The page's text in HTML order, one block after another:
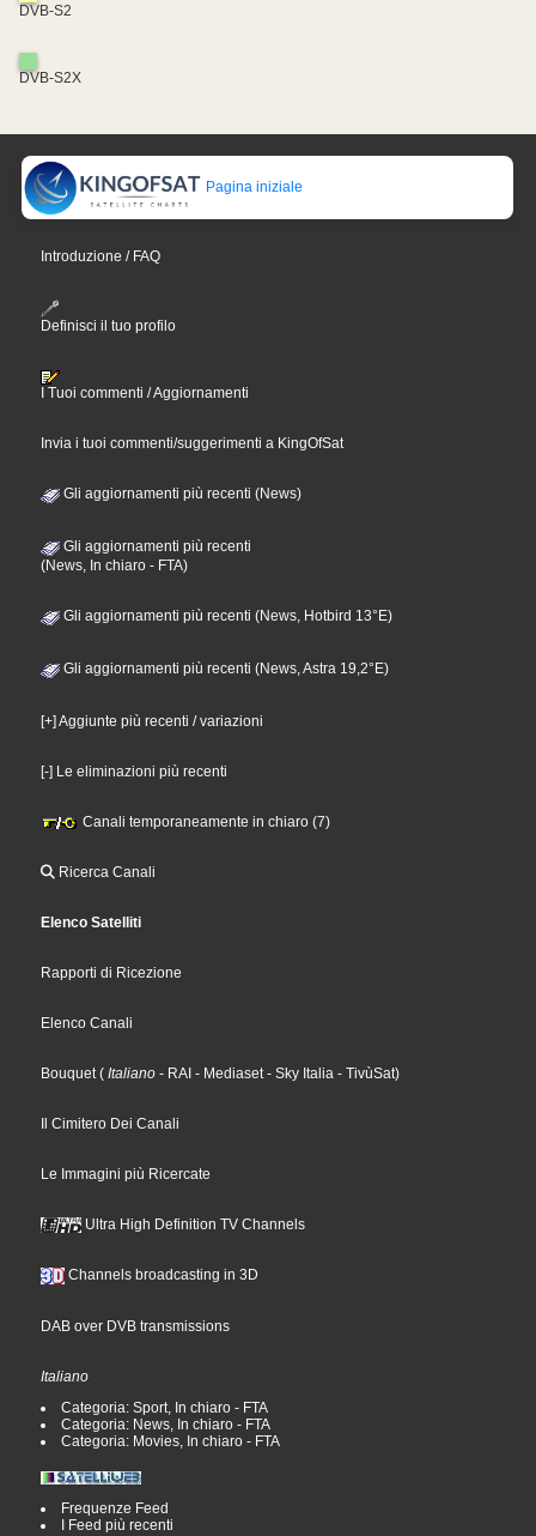
DVB-S2
DVB-S2X
Pagina iniziale
Introduzione / FAQ
Definisci il tuo profilo
I Tuoi commenti / Aggiornamenti
Invia i tuoi commenti/suggerimenti a KingOfSat
Gli aggiornamenti più recenti (News)
Gli aggiornamenti più recenti
(News, In chiaro - FTA)
Gli aggiornamenti più recenti (News, Hotbird 13°E)
Gli aggiornamenti più recenti (News, Astra 19,2°E)
[+] Aggiunte più recenti / variazioni
[-] Le eliminazioni più recenti
Canali temporaneamente in chiaro (7)
Ricerca Canali
Elenco Satelliti
Rapporti di Ricezione
Elenco Canali
Bouquet ( Italiano - RAI - Mediaset - Sky Italia - TivùSat)
Il Cimitero Dei Canali
Le Immagini più Ricercate
Ultra High Definition TV Channels
Channels broadcasting in 3D
DAB over DVB transmissions
Italiano
Categoria: Sport, In chiaro - FTA
Categoria: News, In chiaro - FTA
Categoria: Movies, In chiaro - FTA
Frequenze Feed
I Feed più recenti